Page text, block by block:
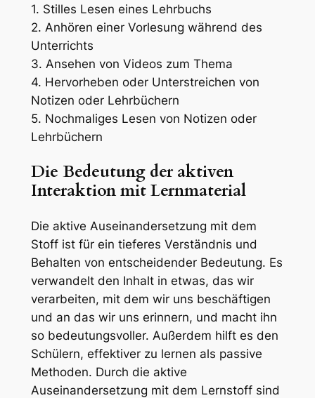
1. Stilles Lesen eines Lehrbuchs
2. Anhören einer Vorlesung während des
Unterrichts
3. Ansehen von Videos zum Thema
4. Hervorheben oder Unterstreichen von
Notizen oder Lehrbüchern
5. Nochmaliges Lesen von Notizen oder
Lehrbüchern
Die Bedeutung der aktiven
Interaktion mit Lernmaterial
Die aktive Auseinandersetzung mit dem
Stoff ist für ein tieferes Verständnis und
Behalten von entscheidender Bedeutung. Es
verwandelt den Inhalt in etwas, das wir
verarbeiten, mit dem wir uns beschäftigen
und an das wir uns erinnern, und macht ihn
so bedeutungsvoller. Außerdem hilft es den
Schülern, effektiver zu lernen als passive
Methoden. Durch die aktive
Auseinandersetzung mit dem Lernstoff sind